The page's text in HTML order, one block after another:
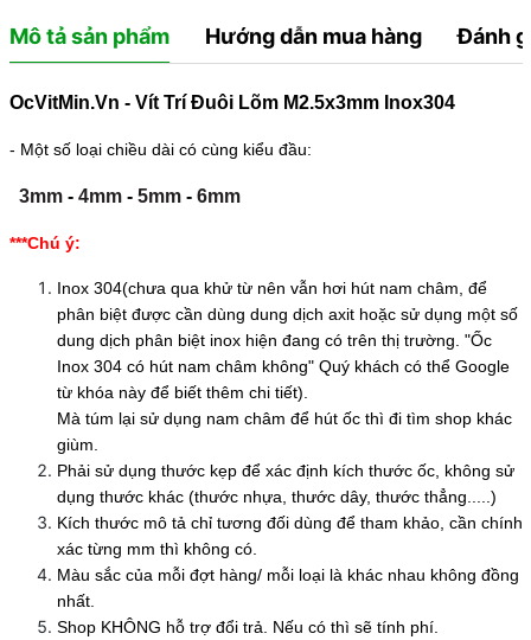
Mô tả sản phẩm Hướng dẫn mua hàng Đánh
OcVitMin.Vn - Vít Trí Đuôi Lõm M2.5x3mm Inox304
- Một số loại chiều dài có cùng kiểu đầu:
3mm- 4mm- 5mm- 6mm
***Chú ý:
Inox 304(chưa qua khử từ nên vẫn hơi hút nam châm, để
phân biệt được cần dùng dung dịch axit hoặc sử dụng một số
dung dịch phân biệt inox hiện đang có trên thị trường. "Ốc
Inox 304 có hút nam châm không" Quý khách có thể Google
từ khóa này để biết thêm chi tiết).
Mà túm lại sử dụng nam châm để hút ốc thì đi tìm shop khác
giùm.
Phải sử dụng thước kẹp để xác định kích thước ốc, không sử
dụng thước khác (thước nhựa, thước dây, thước thẳng.....)
Kích thước mô tả chỉ tương đối dùng để tham khảo, cần chính
xác từng mm thì không có.
Màu sắc của mỗi đợt hàng/ mỗi loại là khác nhau không đồng
nhất.
Shop KHÔNG hỗ trợ đổi trả. Nếu có thì sẽ tính phí.